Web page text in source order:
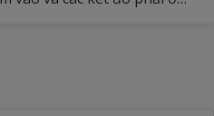
khả năng hấp thụ và lưu
nhất trong cùng phân